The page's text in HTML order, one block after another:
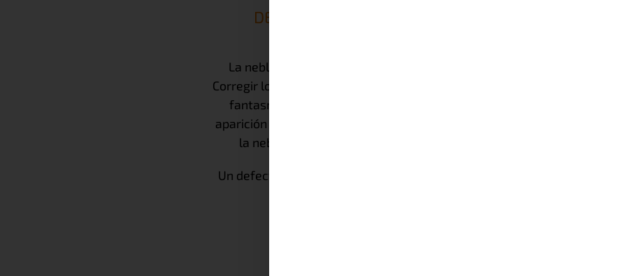
DETECCIÓN DE BRUMA BLANCA EN VIDRIOS
La neblina blanca ha sido un tema candente en la industria del vidrio
Corregir los problemas relacionados con la neblina blanca puede ser un
fantasma, ya que hay una gran cantidad de factores diferentes que
aparición de la neblina blanca en el proceso de templado. Al mismo
la neblina blanca ha dependido completamente de la inspección
Un defecto crítico difícil de ver con el ojo humano ahora puede hacerse